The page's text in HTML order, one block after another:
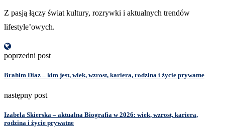
Z pasją łączy świat kultury, rozrywki i aktualnych trendów
lifestyle’owych.
poprzedni post
Brahim Diaz – kim jest, wiek, wzrost, kariera, rodzina i życie prywatne
następny post
Izabela Skierska – aktualna Biografia w 2026: wiek, wzrost, kariera,
rodzina i życie prywatne